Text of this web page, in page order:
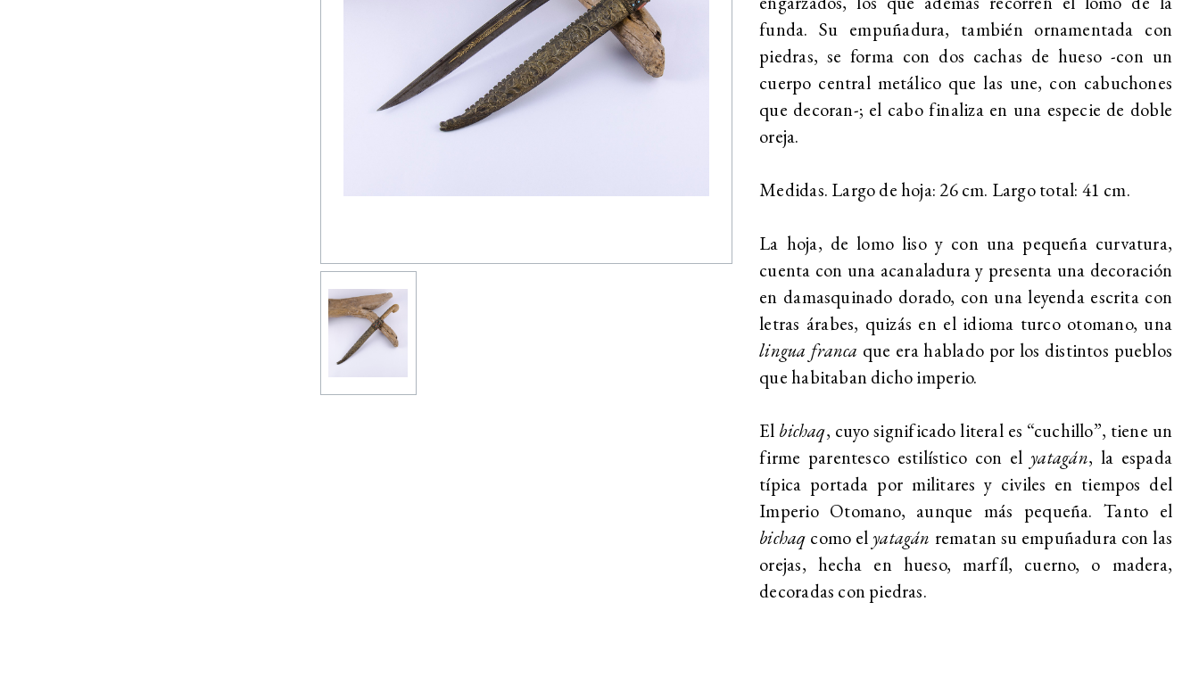
funda. Su empuñadura, también ornamentada con
piedras, se forma con dos cachas de hueso -con un
cuerpo central metálico que las une, con cabuchones
que decoran-; el cabo finaliza en una especie de doble
oreja.
Medidas. Largo de hoja: 26 cm. Largo total: 41 cm.
La hoja, de lomo liso y con una pequeña curvatura,
cuenta con una acanaladura y presenta una decoración
en damasquinado dorado, con una leyenda escrita con
letras árabes, quizás en el idioma turco otomano, una
lingua franca que era hablado por los distintos pueblos
que habitaban dicho imperio.
El bichaq, cuyo significado literal es “cuchillo”, tiene un
firme parentesco estilístico con elyatagán, la espada
típica portada por militares y civiles en tiempos del
Imperio Otomano, aunque más pequeña. Tanto el
bichaq como elyatagán rematan su empuñadura con las
orejas, hecha en hueso, marfíl, cuerno, o madera,
decoradas con piedras.